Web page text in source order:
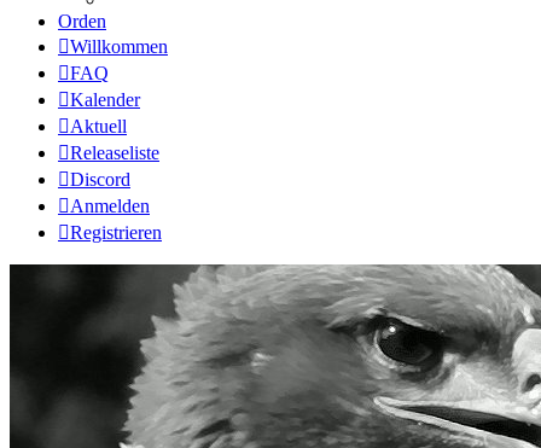
Orden
Willkommen
FAQ
Kalender
Aktuell
Releaseliste
Discord
Anmelden
Registrieren